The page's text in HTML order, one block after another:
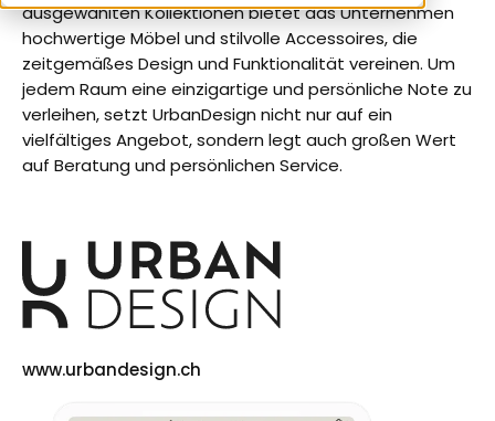
ausgewählten Kollektionen bietet das Unternehmen
hochwertige Möbel und stilvolle Accessoires, die
zeitgemäßes Design und Funktionalität vereinen. Um
jedem Raum eine einzigartige und persönliche Note zu
verleihen, setzt UrbanDesign nicht nur auf ein
vielfältiges Angebot, sondern legt auch großen Wert
auf Beratung und persönlichen Service.
www.urbandesign.ch